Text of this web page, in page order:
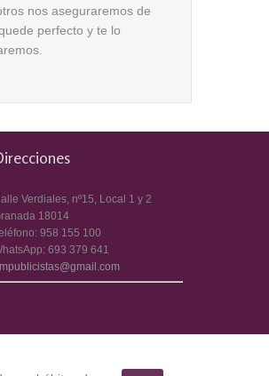
nos aseguraremos de
perfecto y te lo
Verdiales, nº15, Local 1 y 2
18014
958 155 100
693 379 641